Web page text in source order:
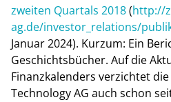
zweiten Quartals 2018(http://
ag.de/investor_relations/
Januar 2024). Kurzum: Ein
Geschichtsbücher. Auf die
Finanzkalenders verzichtet
Technology AG auch schon